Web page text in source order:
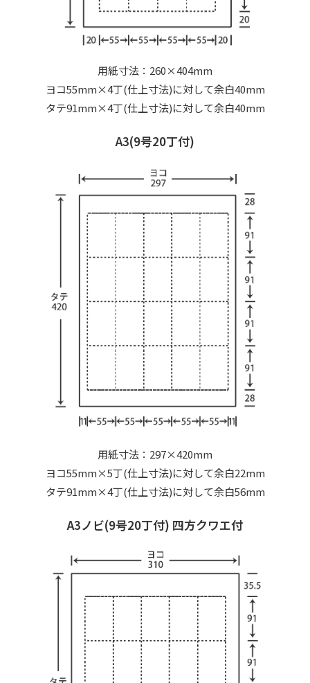
用紙寸法：260×404mm
ヨコ55mm×4丁(仕上寸法)に対して余白40mm
タテ91mm×4丁(仕上寸法)に対して余白40mm
A3(9号20丁付)
用紙寸法：297×420mm
ヨコ55mm×5丁(仕上寸法)に対して余白22mm
タテ91mm×4丁(仕上寸法)に対して余白56mm
A3ノビ(9号20丁付) 四方クワエ付